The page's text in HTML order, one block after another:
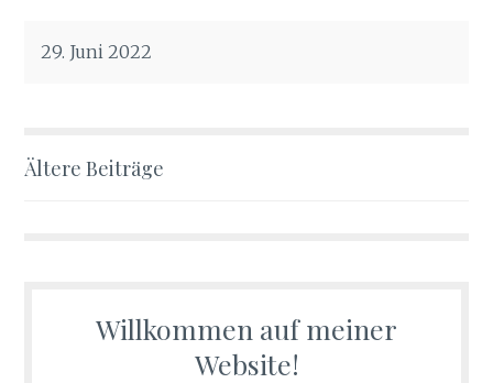
29. Juni 2022
Ältere Beiträge
Willkommen auf meiner
Website!